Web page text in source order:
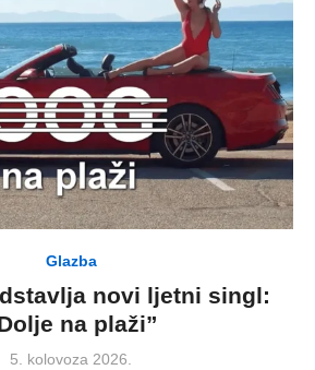
Glazba
novi ljetni singl:
na plaži”
Posted
5. kolovoza 2026.